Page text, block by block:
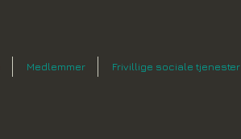
Medlemmer Frivillige sociale tjenester